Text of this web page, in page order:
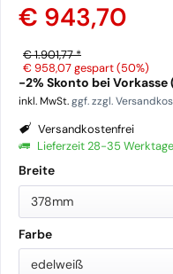
€ 943,70
€ 1.901,77 *
€ 958,07gespart (50%)
-2% Skonto bei Vorkasse
inkl. MwSt.ggf. zzgl.
Versandkostenfrei
Lieferzeit 28-35 Werktage
Breite
378mm
Farbe
edelweiß